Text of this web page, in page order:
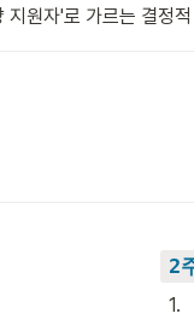
원자'로 가르는 결정
2
1.